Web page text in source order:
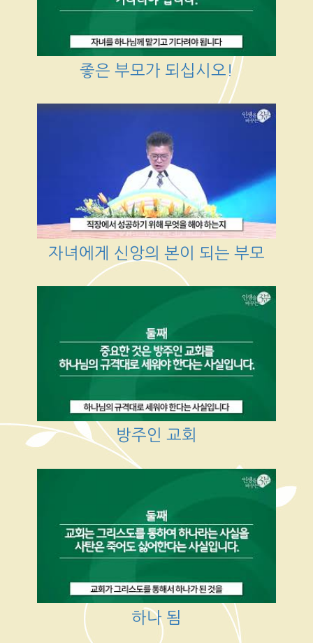
좋은 부모가 되십시오!
자녀에게 신앙의 본이 되는 부모
방주인 교회
하나 됨